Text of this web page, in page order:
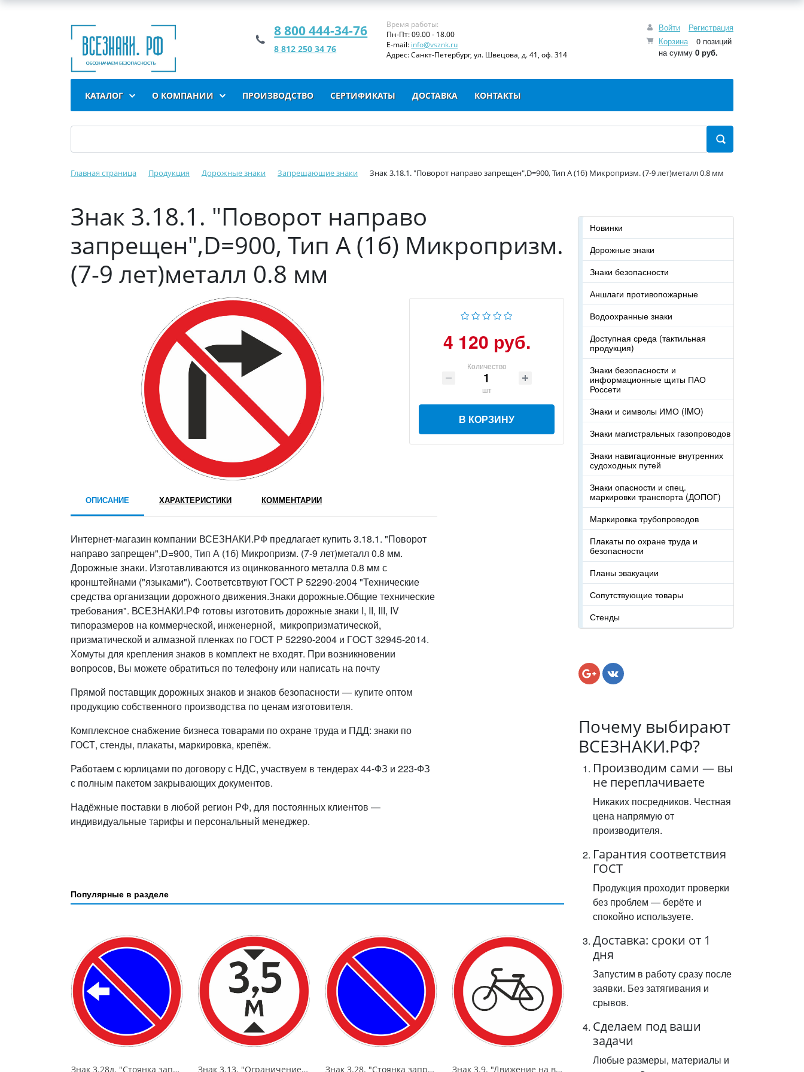
Войти
Регистрация
Корзина
0 позиций
на сумму 0 руб.
8 800 444-34-76
8 812 250 34 76
Время работы:
Пн-Пт: 09.00 - 18.00
E-mail: info@vsznk.ru
Адрес: Санкт-Петербург, ул. Швецова, д. 41, оф. 314
КАТАЛОГ О КОМПАНИИ ПРОИЗВОДСТВО СЕРТИФИКАТЫ ДОСТАВКА КОНТАКТЫ
Главная страница Продукция Дорожные знаки Запрещающие знаки Знак 3.18.1. "Поворот направо запрещен",D=900, Тип А (1б) Микропризм. (7-9 лет)металл 0.8 мм
Знак 3.18.1. "Поворот направо
запрещен",D=900, Тип А (1б) Микропризм.
(7-9 лет)металл 0.8 мм
4 120 руб.
Количество
шт
В КОРЗИНУ
ОПИСАНИЕ ХАРАКТЕРИСТИКИ КОММЕНТАРИИ
Интернет-магазин компании ВСЕЗНАКИ.РФ предлагает купить 3.18.1. "Поворот
направо запрещен",D=900, Тип А (1б) Микропризм. (7-9 лет)металл 0.8 мм.
Дорожные знаки. Изготавливаются из оцинкованного металла 0.8 мм с
кронштейнами ("языками"). Соответсвтвуют ГОСТ Р 52290-2004 "Технические
средства организации дорожного движения.Знаки дорожные.Общие технические
требования". ВСЕЗНАКИ.РФ готовы изготовить дорожные знаки I, II, III, IV
типоразмеров на коммерческой, инженерной, микропризматической,
призматической и алмазной пленках по ГОСТ Р 52290-2004 и ГOCT 32945-2014.
Хомуты для крепления знаков в комплект не входят. При возникновении
вопросов, Вы можете обратиться по телефону или написать на почту
Прямой поставщик дорожных знаков и знаков безопасности — купите оптом
продукцию собственного производства по ценам изготовителя.
Комплексное снабжение бизнеса товарами по охране труда и ПДД: знаки по
ГОСТ, стенды, плакаты, маркировка, крепёж.
Работаем с юрлицами по договору с НДС, участвуем в тендерах 44-ФЗ и 223-ФЗ
с полным пакетом закрывающих документов.
Надёжные поставки в любой регион РФ, для постоянных клиентов —
индивидуальные тарифы и персональный менеджер.
Популярные в разделе
Знак 3.28д. "Стоянка запрещена",D=700, Тип А (la) Инженерная (5 лет)металл 0.8 мм
Знак 3.13. "Ограничение высоты",D=600, Тип А Коммерческая (3 года),металл 0.8 мм
Знак 3.28. "Стоянка запрещена",D=900, Тип А (1б) Микропризм. (7-9 лет)металл 0.8 мм
Знак 3.9. "Движение на велосипедах запрещено",D=700, Тип А (1б) Микропризм. (7-9 лет)металл 0.8 мм
Новинки
Дорожные знаки
Знаки безопасности
Аншлаги противопожарные
Водоохранные знаки
Доступная среда (тактильная
продукция)
Знаки безопасности и
информационные щиты ПАО
Россети
Знаки и символы ИМО (IMO)
Знаки магистральных газопроводов
Знаки навигационные внутренних
судоходных путей
Знаки опасности и спец.
маркировки транспорта (ДОПОГ)
Маркировка трубопроводов
Плакаты по охране труда и
безопасности
Планы эвакуации
Сопутствующие товары
Стенды
Почему выбирают
ВСЕЗНАКИ.РФ?
Производим сами — вы
не переплачиваете
Никаких посредников. Честная
цена напрямую от
производителя.
Гарантия соответствия
ГОСТ
Продукция проходит проверки
без проблем — берёте и
спокойно используете.
Доставка: сроки от 1
дня
Запустим в работу сразу после
заявки. Без затягивания и
срывов.
Сделаем под ваши
задачи
Любые размеры, материалы и